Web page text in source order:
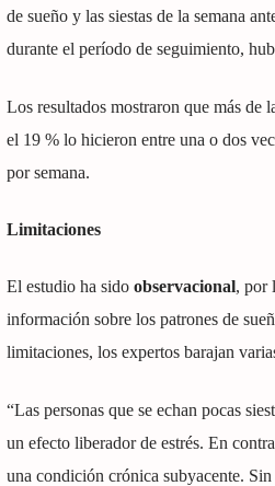
de sueño y las siestas de la semana
durante el período de seguimiento,
Los resultados mostraron que más de
el 19 % lo hicieron entre una o dos
por semana.
Limitaciones
El estudio ha sido observacional, por
información sobre los patrones de
limitaciones, los expertos barajan
“Las personas que se echan pocas
un efecto liberador de estrés. En
una condición crónica subyacente.